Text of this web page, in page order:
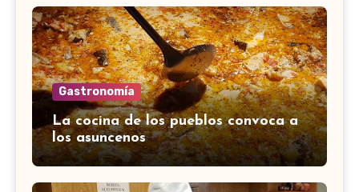
Gastronomía
La cocina de los pueblos convoca a
los asuncenos